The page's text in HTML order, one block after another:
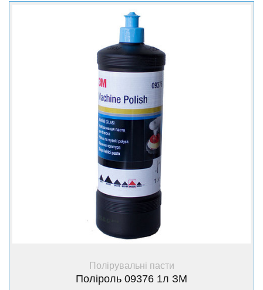
шкідливих впливів навколишнього середовища без
копіткого процесу обробки.За допомогою керамічного
вологого поліролю догляд за автомобілем ніколи не був
+ Купити
Полірувальні пасти
Поліроль 09376 1л ЗМ